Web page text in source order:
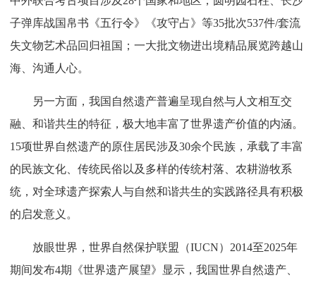
子弹库战国帛书《五行令》《攻守占》等35批次537件/套流
失文物艺术品回归祖国；一大批文物进出境精品展览跨越山
海、沟通人心。
另一方面，我国自然遗产普遍呈现自然与人文相互交
融、和谐共生的特征，极大地丰富了世界遗产价值的内涵。
15项世界自然遗产的原住居民涉及30余个民族，承载了丰富
的民族文化、传统民俗以及多样的传统村落、农耕游牧系
统，对全球遗产探索人与自然和谐共生的实践路径具有积极
的启发意义。
放眼世界，世界自然保护联盟（IUCN）2014至2025年
期间发布4期《世界遗产展望》显示，我国世界自然遗产、